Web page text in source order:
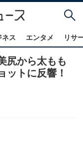
ネス エンタメ リサ
尻から太もも
ットに反響！